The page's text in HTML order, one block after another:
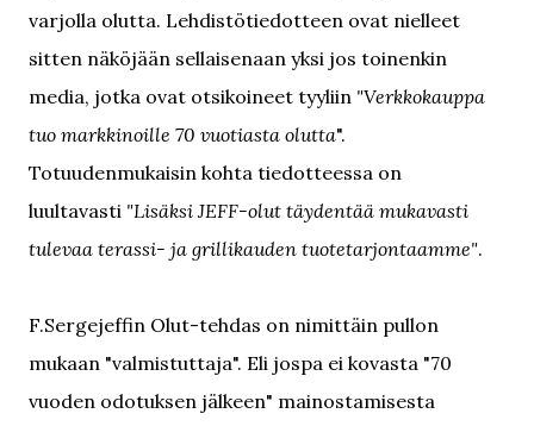
varjolla olutta. Lehdistötiedotteen ovat nielleet
sitten näköjään sellaisenaan yksi jos toinenkin
media, jotka ovat otsikoineet tyyliin "Verkkokauppa
tuo markkinoille 70 vuotiasta olutta".
Totuudenmukaisin kohta tiedotteessa on
luultavasti "Lisäksi JEFF-olut täydentää mukavasti
tulevaa terassi- ja grillikauden tuotetarjontaamme".
F.Sergejeffin Olut-tehdas on nimittäin pullon
mukaan "valmistuttaja". Eli jospa ei kovasta "70
vuoden odotuksen jälkeen" mainostamisesta